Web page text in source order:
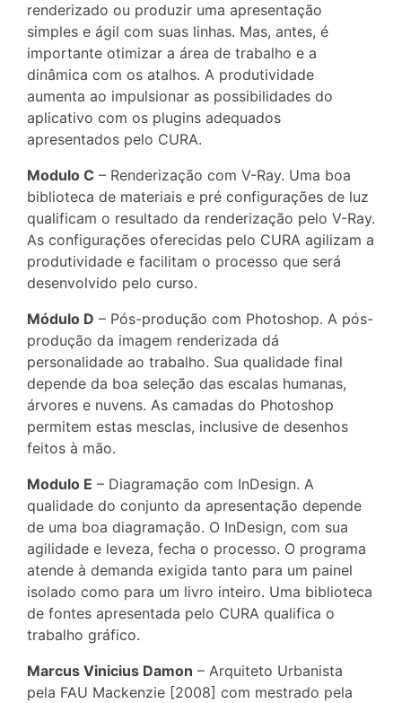
renderizado ou produzir uma apresentação
simples e ágil com suas linhas. Mas, antes, é
importante otimizar a área de trabalho e a
dinâmica com os atalhos. A produtividade
aumenta ao impulsionar as possibilidades do
aplicativo com os plugins adequados
apresentados pelo CURA.
Modulo C – Renderização com V-Ray. Uma boa
biblioteca de materiais e pré configurações de luz
qualificam o resultado da renderização pelo V-Ray.
As configurações oferecidas pelo CURA agilizam a
produtividade e facilitam o processo que será
desenvolvido pelo curso.
Módulo D – Pós-produção com Photoshop. A pós-
produção da imagem renderizada dá
personalidade ao trabalho. Sua qualidade final
depende da boa seleção das escalas humanas,
árvores e nuvens. As camadas do Photoshop
permitem estas mesclas, inclusive de desenhos
feitos à mão.
Modulo E – Diagramação com InDesign. A
qualidade do conjunto da apresentação depende
de uma boa diagramação. O InDesign, com sua
agilidade e leveza, fecha o processo. O programa
atende à demanda exigida tanto para um painel
isolado como para um livro inteiro. Uma biblioteca
de fontes apresentada pelo CURA qualifica o
trabalho gráfico.
Marcus Vinicius Damon – Arquiteto Urbanista
pela FAU Mackenzie [2008] com mestrado pela